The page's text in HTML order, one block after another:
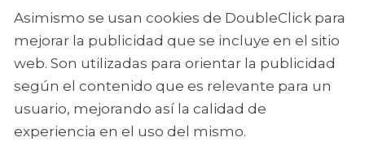
Asimismo se usan cookies de DoubleClick para
mejorar la publicidad que se incluye en el sitio
web. Son utilizadas para orientar la publicidad
según el contenido que es relevante para un
usuario, mejorando así la calidad de
experiencia en el uso del mismo.